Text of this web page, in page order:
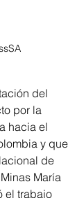
del
por la
hacia el
y que
de
María
el trabajo